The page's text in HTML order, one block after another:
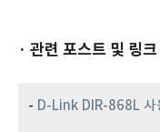
· 관련 포스트 및 링크
- D-Link DIR-868L